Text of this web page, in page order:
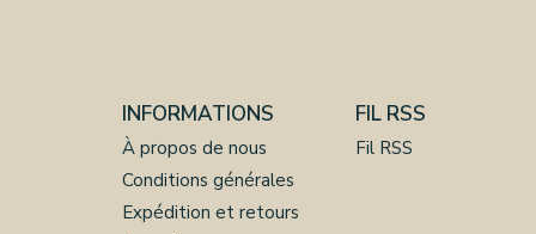
INFORMATIONS
À propos de nous
Conditions générales
Expédition et retours
FIL RSS
Fil RSS